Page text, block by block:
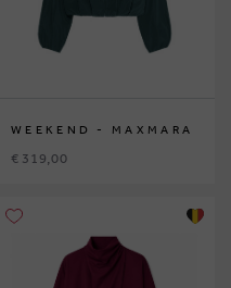
WEEKEND - MAXMARA
€ 319,00